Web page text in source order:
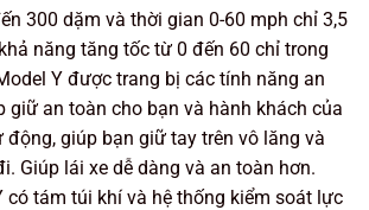
300 dặm và thời gian 0-60 mph chỉ 3,5
năng tăng tốc từ 0 đến 60 chỉ trong
Y được trang bị các tính năng an
giữ an toàn cho bạn và hành khách của
động, giúp bạn giữ tay trên vô lăng và
Giúp lái xe dễ dàng và an toàn hơn.
có tám túi khí và hệ thống kiểm soát lực